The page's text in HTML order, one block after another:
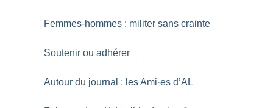
Femmes-hommes : militer sans crainte
Soutenir ou adhérer
Autour du journal : les Ami·es d’AL